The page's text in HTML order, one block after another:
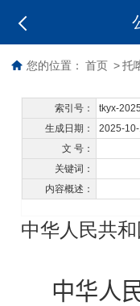
您的位置： 首页 > 托
索引号： tkyx-
生成日期：
2025-
文 号：
关键词：
内容概述：
中华人民共
中华人